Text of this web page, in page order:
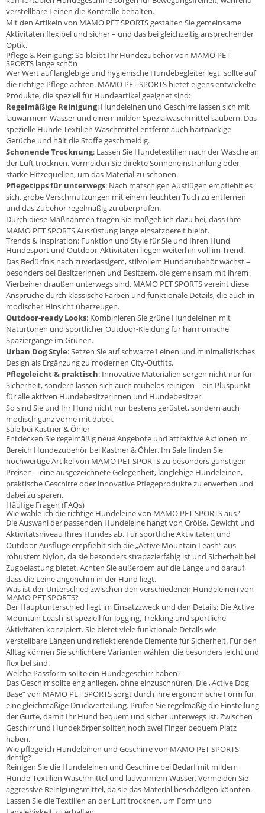
verstellbare Leinen die Kontrolle behalten.
Mit den Artikeln von MAMO PET SPORTS gestalten Sie gemeinsame
Aktivitäten flexibel und sicher – und das bei gleichzeitig ansprechender
Optik.
Pflege & Reinigung: So bleibt Ihr Hundezubehör von MAMO PET
SPORTS lange schön
Wer Wert auf langlebige und hygienische Hundebegleiter legt, sollte auf
die richtige Pflege achten. MAMO PET SPORTS bietet eigens entwickelte
Produkte, die speziell für Hundeartikel geeignet sind:
Regelmäßige Reinigung: Hundeleinen und Geschirre lassen sich mit
lauwarmem Wasser und einem milden Spezialwaschmittel säubern. Das
spezielle Hunde Textilien Waschmittel entfernt auch hartnäckige
Gerüche und hält die Stoffe geschmeidig.
Schonende Trocknung: Lassen Sie Hundetextilien nach der Wäsche an
der Luft trocknen. Vermeiden Sie direkte Sonneneinstrahlung oder
starke Hitzequellen, um das Material zu schonen.
Pflegetipps für unterwegs: Nach matschigen Ausflügen empfiehlt es
sich, grobe Verschmutzungen mit einem feuchten Tuch zu entfernen
und das Zubehör regelmäßig zu überprüfen.
Durch diese Maßnahmen tragen Sie maßgeblich dazu bei, dass Ihre
MAMO PET SPORTS Ausrüstung lange einsatzbereit bleibt.
Trends & Inspiration: Funktion und Style für Sie und Ihren Hund
Hundesport und Outdoor-Aktivitäten liegen weiterhin voll im Trend.
Das Bedürfnis nach zuverlässigem, stilvollem Hundezubehör wächst –
besonders bei Besitzerinnen und Besitzern, die gemeinsam mit ihrem
Vierbeiner draußen unterwegs sind. MAMO PET SPORTS vereint diese
Ansprüche durch klassische Farben und funktionale Details, die auch in
modischer Hinsicht überzeugen.
Outdoor-ready Looks: Kombinieren Sie grüne Hundeleinen mit
Naturtönen und sportlicher Outdoor-Kleidung für harmonische
Spaziergänge im Grünen.
Urban Dog Style: Setzen Sie auf schwarze Leinen und minimalistisches
Design als Ergänzung zu modernen City-Outfits.
Pflegeleicht & praktisch: Innovative Materialien sorgen nicht nur für
Sicherheit, sondern lassen sich auch mühelos reinigen – ein Pluspunkt
für alle aktiven Hundebesitzerinnen und Hundebesitzer.
So sind Sie und Ihr Hund nicht nur bestens gerüstet, sondern auch
modisch ganz vorne mit dabei.
Sale bei Kastner & Öhler
Entdecken Sie regelmäßig neue Angebote und attraktive Aktionen im
Bereich Hundezubehör bei Kastner & Öhler. Im Sale finden Sie
hochwertige Artikel von MAMO PET SPORTS zu besonders günstigen
Preisen – eine ausgezeichnete Gelegenheit, langlebige Hundeleinen,
praktische Geschirre oder innovative Pflegeprodukte zu erwerben und
dabei zu sparen.
Häufige Fragen (FAQs)
Wie wähle ich die richtige Hundeleine von MAMO PET SPORTS aus?
Die Auswahl der passenden Hundeleine hängt von Größe, Gewicht und
Aktivitätsniveau Ihres Hundes ab. Für sportliche Aktivitäten und
Outdoor-Ausflüge empfiehlt sich die „Active Mountain Leash“ aus
robustem Nylon, da sie besonders strapazierfähig ist und Sicherheit bei
Zugbelastung bietet. Achten Sie außerdem auf die Länge und darauf,
dass die Leine angenehm in der Hand liegt.
Was ist der Unterschied zwischen den verschiedenen Hundeleinen von
MAMO PET SPORTS?
Der Hauptunterschied liegt im Einsatzzweck und den Details: Die Active
Mountain Leash ist speziell für Jogging, Trekking und sportliche
Aktivitäten konzipiert. Sie bietet viele funktionale Details wie
verstellbare Längen und reflektierende Elemente für Sicherheit. Für den
Alltag können Sie schlichtere Varianten wählen, die besonders leicht und
flexibel sind.
Welche Passform sollte ein Hundegeschirr haben?
Das Geschirr sollte eng anliegen, ohne einzuschnüren. Die „Active Dog
Base“ von MAMO PET SPORTS sorgt durch ihre ergonomische Form für
eine gleichmäßige Druckverteilung. Prüfen Sie regelmäßig die Einstellung
der Gurte, damit Ihr Hund bequem und sicher unterwegs ist. Zwischen
Geschirr und Hundekörper sollten noch zwei Finger bequem Platz
haben.
Wie pflege ich Hundeleinen und Geschirre von MAMO PET SPORTS
richtig?
Reinigen Sie die Hundeleinen und Geschirre bei Bedarf mit mildem
Hunde-Textilien Waschmittel und lauwarmem Wasser. Vermeiden Sie
aggressive Reinigungsmittel, da sie das Material beschädigen könnten.
Lassen Sie die Textilien an der Luft trocknen, um Form und